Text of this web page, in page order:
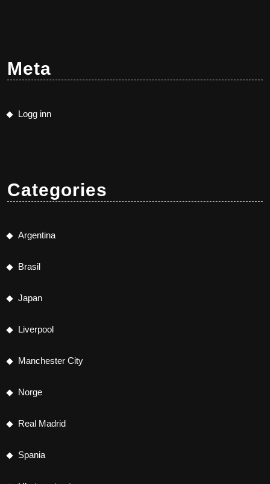
Meta
Logg inn
Categories
Argentina
Brasil
Japan
Liverpool
Manchester City
Norge
Real Madrid
Spania